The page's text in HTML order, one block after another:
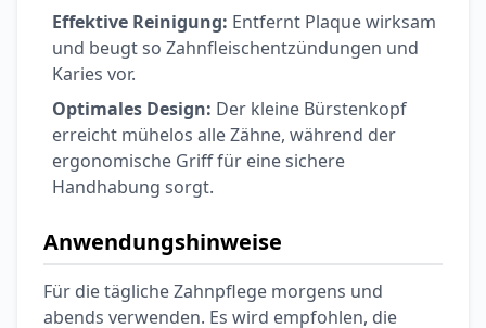
Lefax® extra
Kautabletten
7,69 €
ARZNEIMITTEL & GESUNDHEIT
Hametum
Hämorrhoidensalbe:
Bei Hämorrhoiden
12,04 € 12,95 €
Nach Marke kaufen
Effektive Reinigung: Entfernt Plaque wirksam
und beugt so Zahnfleischentzündungen und
Karies vor.
Optimales Design: Der kleine Bürstenkopf
erreicht mühelos alle Zähne, während der
ergonomische Griff für eine sichere
Handhabung sorgt.
Anwendungshinweise
Für die tägliche Zahnpflege morgens und
abends verwenden. Es wird empfohlen, die